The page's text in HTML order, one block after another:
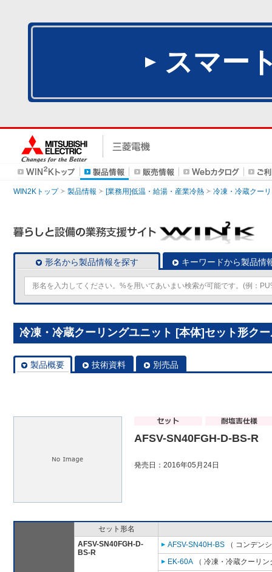
スマー
WIN2Kトップ 製品情報 [業務用]低温・給湯・産業冷熱 冷凍・冷蔵クー
形名から製品情報を探す キーワードから製品情
冷凍・冷蔵クーリングユニット [本体]セット形ク
製品概要 技術資料 別売品
AFSV-SN40FGH-D-BS-R
発売日：2016年05月24日
セット形名
AFSV-SN40FGH-D-
BS-R
AFSV-SN40H-BS （ コンデン
EK-60A （ 冷凍・冷蔵クーリ